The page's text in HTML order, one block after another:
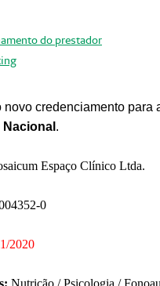
do prestador
novo credenciamento
.
Espaço Clínico Ltda.
0
2020